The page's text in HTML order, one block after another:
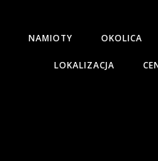
NAMIOTY OKOLICA
LOKALIZACJA